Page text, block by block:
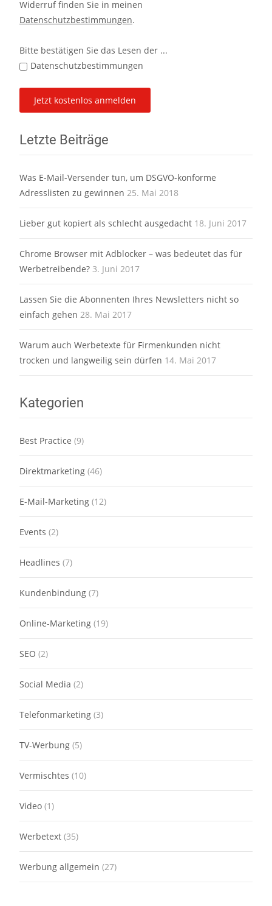
Widerruf finden Sie in meinen
Datenschutzbestimmungen.
Bitte bestätigen Sie das Lesen der ...
Datenschutzbestimmungen
Letzte Beiträge
Was E-Mail-Versender tun, um DSGVO-konforme
Adresslisten zu gewinnen 25. Mai 2018
Lieber gut kopiert als schlecht ausgedacht 18. Juni 2017
Chrome Browser mit Adblocker – was bedeutet das für
Werbetreibende? 3. Juni 2017
Lassen Sie die Abonnenten Ihres Newsletters nicht so
einfach gehen 28. Mai 2017
Warum auch Werbetexte für Firmenkunden nicht
trocken und langweilig sein dürfen 14. Mai 2017
Kategorien
Best Practice (9)
Direktmarketing (46)
E-Mail-Marketing (12)
Events (2)
Headlines (7)
Kundenbindung (7)
Online-Marketing (19)
SEO (2)
Social Media (2)
Telefonmarketing (3)
TV-Werbung (5)
Vermischtes (10)
Video (1)
Werbetext (35)
Werbung allgemein (27)